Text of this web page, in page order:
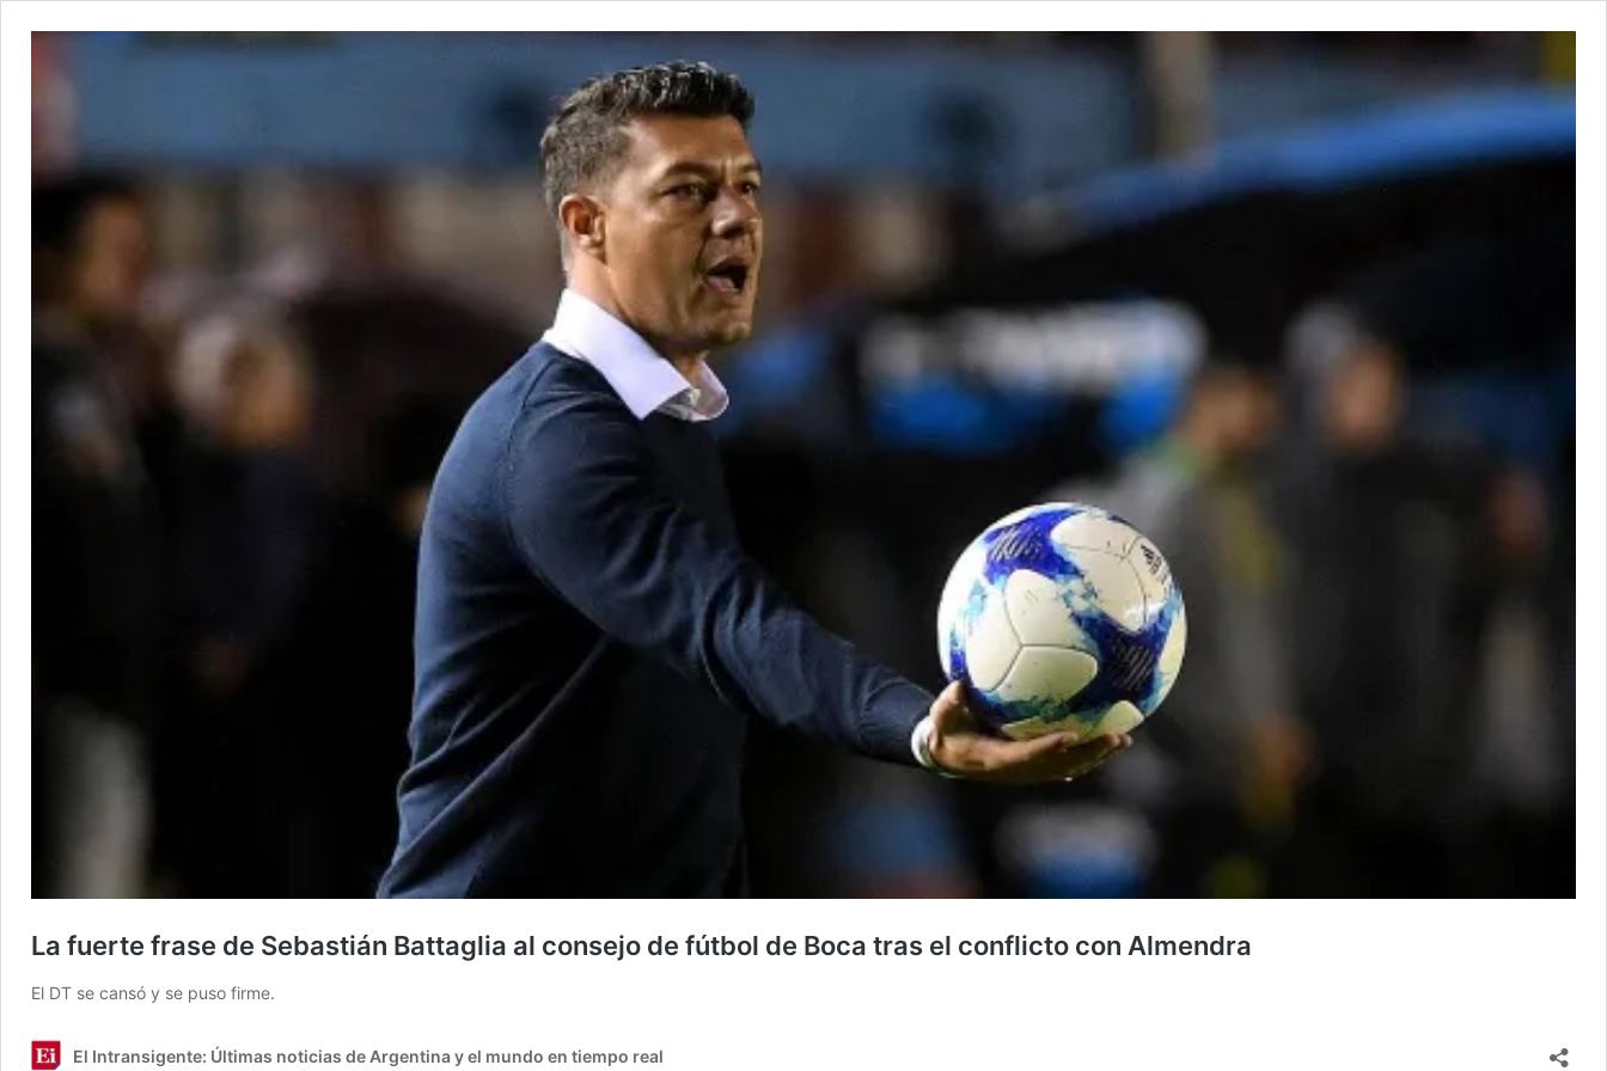
La fuerte frase de Sebastián Battaglia al consejo de fútbol de Boca tras el conflicto con Almendra
El DT se cansó y se puso firme.
El Intransigente: Últimas noticias de Argentina y el mundo en tiempo real